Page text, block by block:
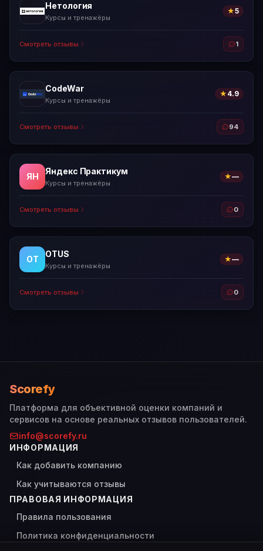
Нетология
Курсы и тренажёры
★5
Смотреть отзывы 1
CodeWar
Курсы и тренажёры
★ 4.9
Смотреть отзывы 94
ЯН
Яндекс Практикум
Курсы и тренажёры
★—
Смотреть отзывы 0
OT
OTUS
Курсы и тренажёры
★—
Смотреть отзывы 0
Scorefy
Платформа для объективной оценки компаний и
сервисов на основе реальных отзывов пользователей.
info@scorefy.ru
ИНФОРМАЦИЯ
Как добавить компанию
Как учитываются отзывы
ПРАВОВАЯ ИНФОРМАЦИЯ
Правила пользования
Политика конфиденциальности